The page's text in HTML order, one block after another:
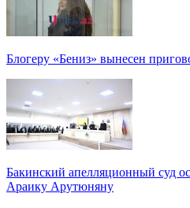
Блогеру «Бениз» вынесен
Бакинский апелляционный суд
Араику Арутюняну